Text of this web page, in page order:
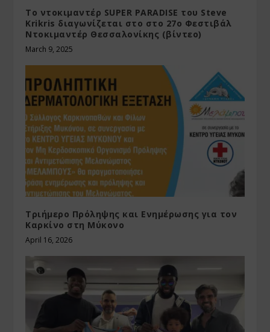
Το ντοκιμαντέρ SUPER PARADISE του Steve
Krikris διαγωνίζεται στο στο 27ο Φεστιβάλ
Ντοκιμαντέρ Θεσσαλονίκης (βίντεο)
March 9, 2025
Τριήμερο Πρόληψης και Ενημέρωσης για τον
Καρκίνο στη Μύκονο
April 16, 2026